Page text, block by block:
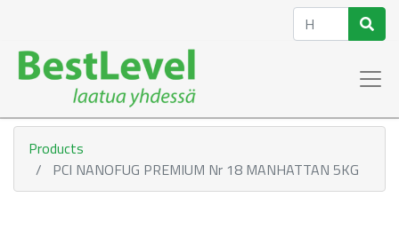
Products
PCI NANOFUG PREMIUM Nr 18 MANHATTAN 5KG